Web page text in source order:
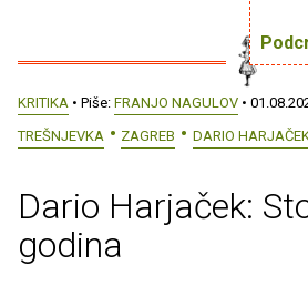
KRITIKA • Piše: FRANJO NAGULOV •
TREŠNJEVKA
ZAGREB DARIO
Dario Harjaček:
godina